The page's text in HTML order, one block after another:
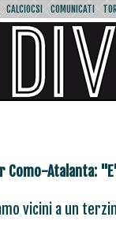
CALCIOCSI COMUNICATI
Como-Atalanta:
vicini a un